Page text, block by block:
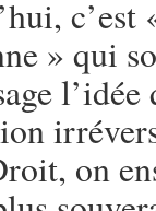
c’est
» qui
on